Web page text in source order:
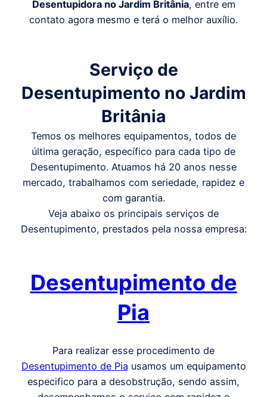
Desentupidora no Jardim Britânia, entre em
contato agora mesmo e terá o melhor auxílio.
Serviço de
Desentupimento no Jardim
Britânia
Temos os melhores equipamentos, todos de
última geração, específico para cada tipo de
Desentupimento. Atuamos há 20 anos nesse
mercado, trabalhamos com seriedade, rapidez e
com garantia.
Veja abaixo os principais serviços de
Desentupimento, prestados pela nossa empresa:
Desentupimento de
Pia
Para realizar esse procedimento de
Desentupimento de Pia usamos um equipamento
especifico para a desobstrução, sendo assim,